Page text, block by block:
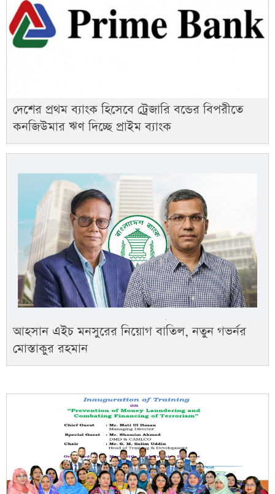
দেশের প্রথম ব্যাংক হিসেবে ট্রেজারি বন্ডের বিপরীতে
কনজিউমার ঋণ দিচ্ছে প্রাইম ব্যাংক
আহসান এইচ মনসুরের নিয়োগ বাতিল, নতুন গভর্নর
মোস্তাকুর রহমান